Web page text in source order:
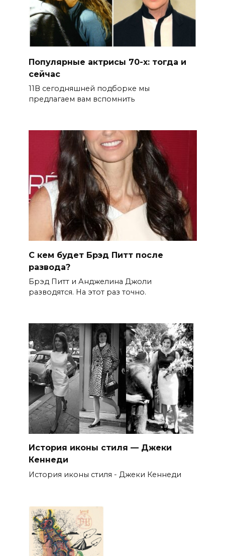
Популярные актрисы 70-х: тогда и
сейчас
11В сегодняшней подборке мы
предлагаем вам вспомнить
С кем будет Брэд Питт после
развода?
Брэд Питт и Анджелина Джоли
разводятся. На этот раз точно.
История иконы стиля — Джеки
Кеннеди
История иконы стиля - Джеки Кеннеди